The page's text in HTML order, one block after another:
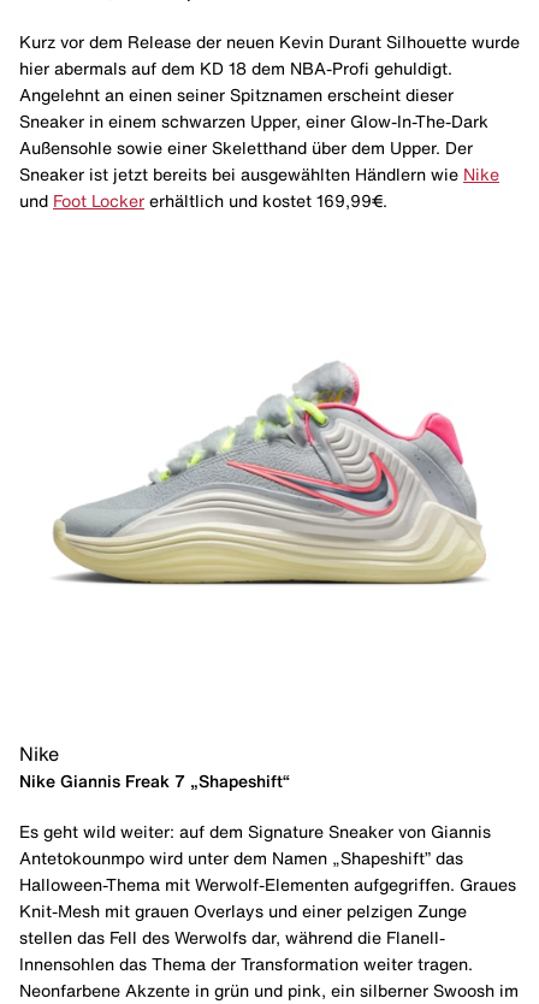
Kurz vor dem Release der neuen Kevin Durant Silhouette wurde
hier abermals auf dem KD 18 dem NBA-Profi gehuldigt.
Angelehnt an einen seiner Spitznamen erscheint dieser
Sneaker in einem schwarzen Upper, einer Glow-In-The-Dark
Außensohle sowie einer Skeletthand über dem Upper. Der
Sneaker ist jetzt bereits bei ausgewählten Händlern wie Nike
und Foot Locker erhältlich und kostet 169,99€.
Nike
Nike Giannis Freak 7 „Shapeshift“
Es geht wild weiter: auf dem Signature Sneaker von Giannis
Antetokounmpo wird unter dem Namen „Shapeshift” das
Halloween-Thema mit Werwolf-Elementen aufgegriffen. Graues
Knit-Mesh mit grauen Overlays und einer pelzigen Zunge
stellen das Fell des Werwolfs dar, während die Flanell-
Innensohlen das Thema der Transformation weiter tragen.
Neonfarbene Akzente in grün und pink, ein silberner Swoosh im